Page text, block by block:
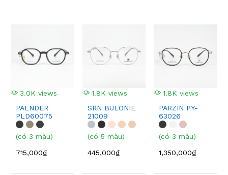
3.0K views
PALNDER
PLD60075
(có 3 màu)
715,000₫
1.8K views
SRN BULONIE
21009
(có 5 màu)
445,000₫
1.8K views
PARZIN PY-
63026
(có 3 màu)
1,350,000₫